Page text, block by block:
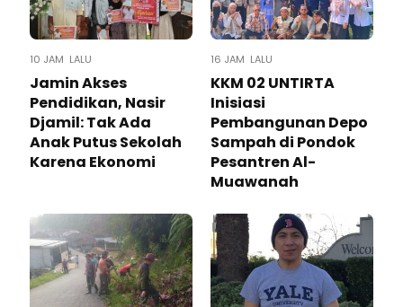
10 JAM LALU
Jamin Akses
Pendidikan, Nasir
Djamil: Tak Ada
Anak Putus Sekolah
Karena Ekonomi
16 JAM LALU
KKM 02 UNTIRTA
Inisiasi
Pembangunan Depo
Sampah di Pondok
Pesantren Al-
Muawanah